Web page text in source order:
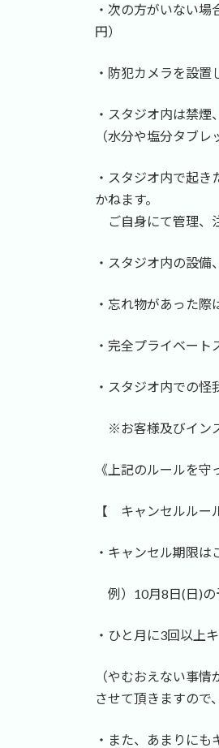
・次の方がいない
円）
・防犯カメラを設置
・スタジオ内は禁煙
（水分や塩分タブ
・スタジオ内で起
かねます。
ご自身にて管理、
・スタジオ内の設備
・忘れ物があった際
・完全プライベート
・スタジオ内での怪
※お客様及びインス
《上記のルールを
【 キャンセルルー
・キャンセル期限は
例）10月8日(日)の
・ひと月に3回以上
（やむおえない事
させて頂きますので
・また、あまりに